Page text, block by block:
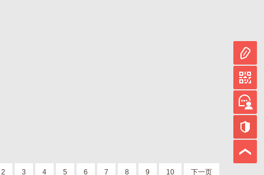
2 3 4 5 6 7 8 9 10 下一页